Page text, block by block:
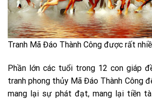
Tranh Mã Đáo Thành Công được rất
Phần lớn các tuổi trong 12 con giáp
tranh phong thủy Mã Đáo Thành Công
mang lại sự phát đạt, mang lại tiền